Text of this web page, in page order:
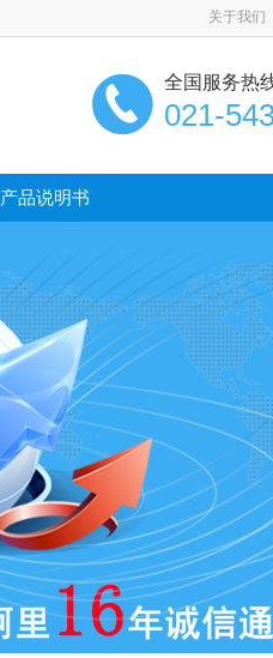
关于我们
全国服务热
021-
产品说明书